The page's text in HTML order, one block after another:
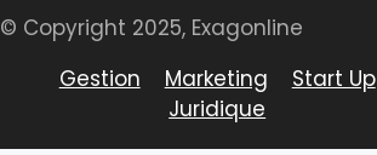
© Copyright 2025, Exagonline
Gestion
Marketing
Start Up
Juridique